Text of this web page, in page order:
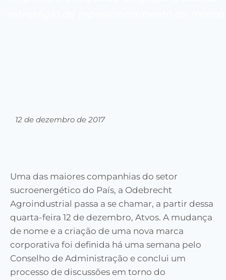
12 de dezembro de 2017
Uma das maiores companhias do setor
sucroenergético do País, a Odebrecht
Agroindustrial passa a se chamar, a partir dessa
quarta-feira 12 de dezembro, Atvos. A mudança
de nome e a criação de uma nova marca
corporativa foi definida há uma semana pelo
Conselho de Administração e conclui um
processo de discussões em torno do